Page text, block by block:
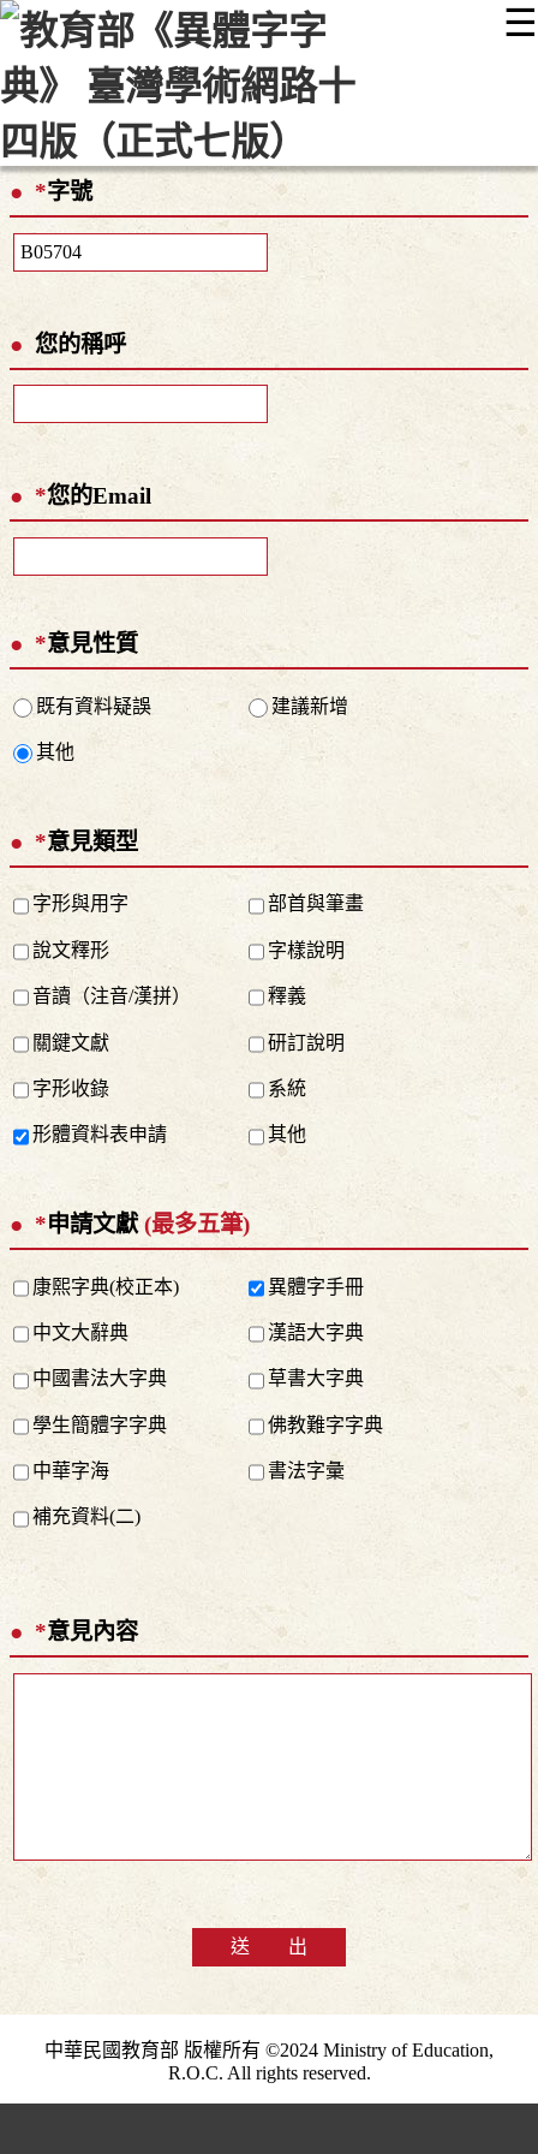
☰
::: 最新消息 常見問題 編輯說明
顯示模式
網站導覽
*字號
您的稱呼
*您的Email
*意見性質
既有資料疑誤 建議新增
其他
*意見類型
字形與用字 部首與筆畫
說文釋形 字樣說明
音讀（注音/漢拼） 釋義
關鍵文獻 研訂說明
字形收錄 系統
形體資料表申請 其他
*申請文獻 (最多五筆)
康熙字典(校正本) 異體字手冊
中文大辭典 漢語大字典
中國書法大字典 草書大字典
學生簡體字字典 佛教難字字典
中華字海 書法字彙
補充資料(二)
*意見內容
送 出
中華民國教育部 版權所有 ©2024 Ministry of Education,
R.O.C. All rights reserved.